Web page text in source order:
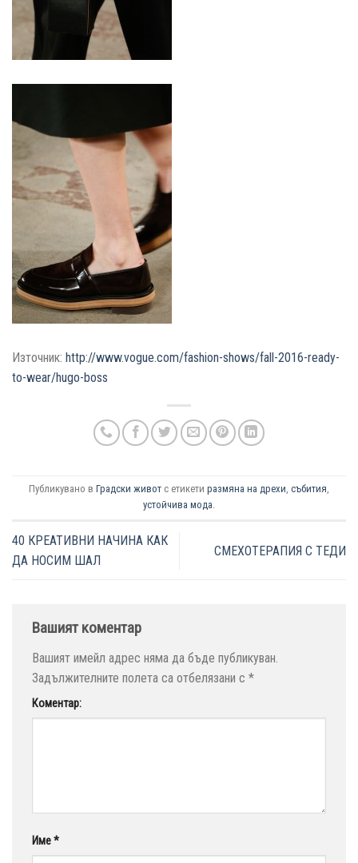
Източник: http://www.vogue.com/fashion-shows/fall-2016-ready-
to-wear/hugo-boss
Публикувано в Градски живот с етикети размяна на дрехи, събития,
устойчива мода.
40 КРЕАТИВНИ НАЧИНА КАК
ДА НОСИМ ШАЛ
СМЕХОТЕРАПИЯ С ТЕДИ
Вашият коментар
Вашият имейл адрес няма да бъде публикуван.
Задължителните полета са отбелязани с *
Коментар:
Име*